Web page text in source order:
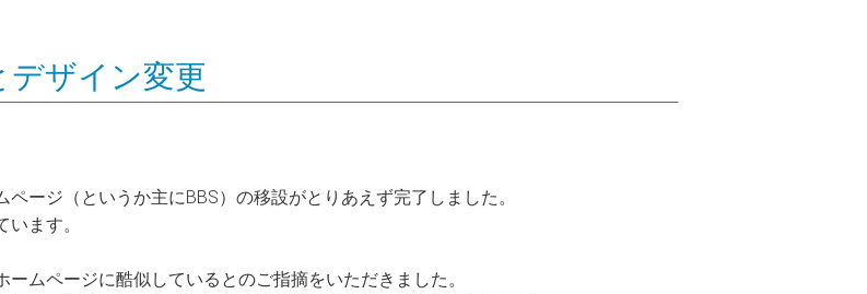
デザイン変更
ージ（というか主にBBS）の移設がとりあえず完了しました。
ます。
ムページに酷似しているとのご指摘をいただきました。